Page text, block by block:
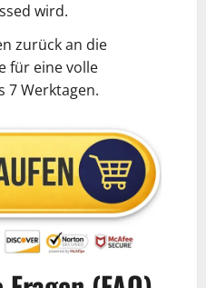
wird.
zurück an die
für eine volle
7 Werktagen.